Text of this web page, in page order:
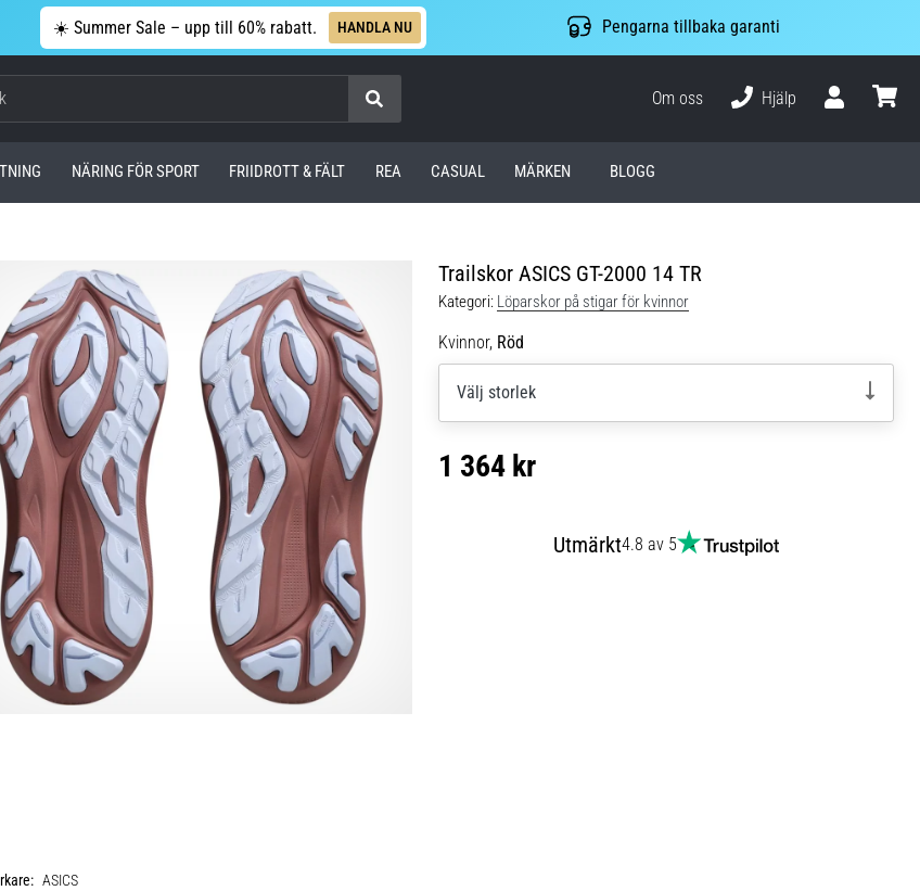
☀️ Summer Sale – upp till 60% rabatt. HANDLA NU Pengarna tillbaka garanti
Om oss
Hjälp
NÄRING FÖR SPORT FRIIDROTT & FÄLT REA CASUAL MÄRKEN BLOGG
Trailskor ASICS GT-2000 14 TR
Kategori: Löparskor på stigar för kvinnor
Kvinnor, Röd
Välj storlek
1 364 kr
Utmärkt4.8 av 5
ASICS